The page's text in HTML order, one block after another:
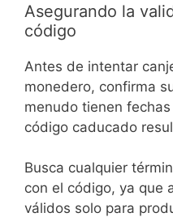
Asegurando la
código
Antes de intentar
monedero, confirma
menudo tienen
código caducado
Busca cualquier
con el código, ya que
válidos solo para